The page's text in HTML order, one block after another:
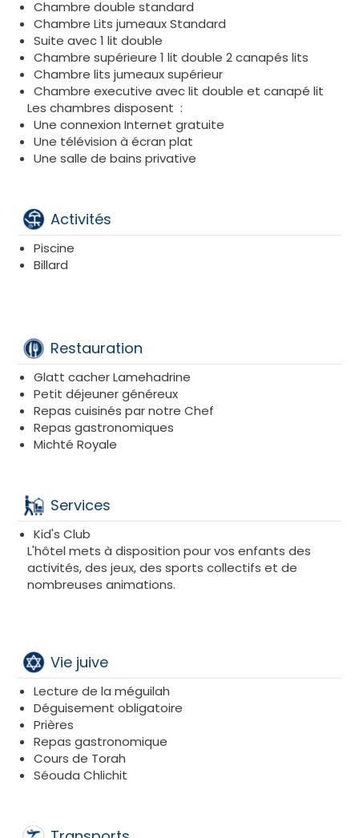
Chambre double standard
Chambre Lits jumeaux Standard
Suite avec 1 lit double
Chambre supérieure 1 lit double 2 canapés lits
Chambre lits jumeaux supérieur
Chambre executive avec lit double et canapé lit
Les chambres disposent :
Une connexion Internet gratuite
Une télévision à écran plat
Une salle de bains privative
Activités
Piscine
Billard
Restauration
Glatt cacher Lamehadrine
Petit déjeuner généreux
Repas cuisinés par notre Chef
Repas gastronomiques
Michté Royale
Services
Kid's Club
L'hôtel mets à disposition pour vos enfants des
activités, des jeux, des sports collectifs et de
nombreuses animations.
Vie juive
Lecture de la méguilah
Déguisement obligatoire
Prières
Repas gastronomique
Cours de Torah
Séouda Chlichit